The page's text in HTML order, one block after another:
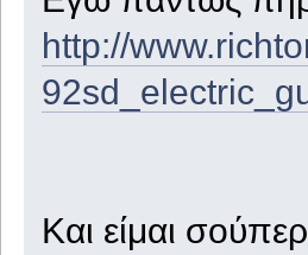
http://
Και είμαι